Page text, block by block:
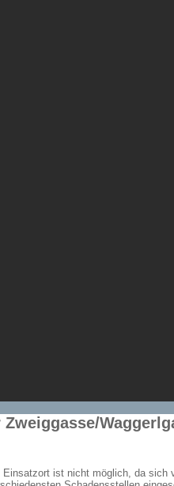
ist nicht möglich, da sich